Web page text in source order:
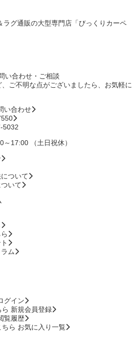
ラグ通販の大型専門店「びっくりカーペ
ご不明な点がございましたら、お気軽に
い合わせ
5032
17:00 （土日祝休）
ついて
いて
ム
グイン
新規会員登録
覧履歴
お気に入り一覧